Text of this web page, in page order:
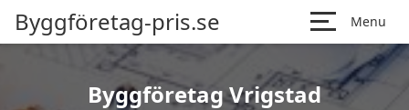
Byggföretag-pris.se Menu
Byggföretag Vrigstad